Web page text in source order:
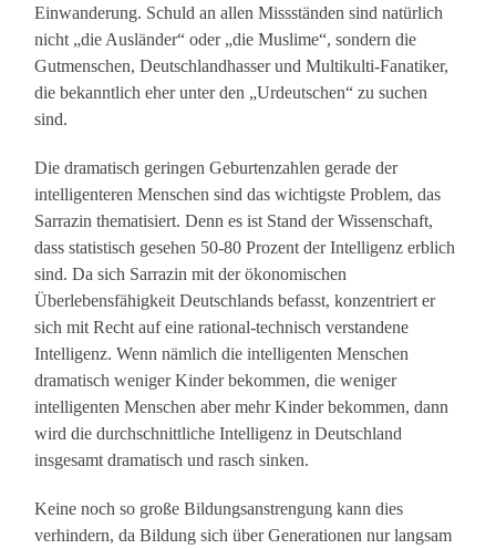
Einwanderung. Schuld an allen Missständen sind natürlich
nicht „die Ausländer“ oder „die Muslime“, sondern die
Gutmenschen, Deutschlandhasser und Multikulti-Fanatiker,
die bekanntlich eher unter den „Urdeutschen“ zu suchen
sind.
Die dramatisch geringen Geburtenzahlen gerade der
intelligenteren Menschen sind das wichtigste Problem, das
Sarrazin thematisiert. Denn es ist Stand der Wissenschaft,
dass statistisch gesehen 50-80 Prozent der Intelligenz erblich
sind. Da sich Sarrazin mit der ökonomischen
Überlebensfähigkeit Deutschlands befasst, konzentriert er
sich mit Recht auf eine rational-technisch verstandene
Intelligenz. Wenn nämlich die intelligenten Menschen
dramatisch weniger Kinder bekommen, die weniger
intelligenten Menschen aber mehr Kinder bekommen, dann
wird die durchschnittliche Intelligenz in Deutschland
insgesamt dramatisch und rasch sinken.
Keine noch so große Bildungsanstrengung kann dies
verhindern, da Bildung sich über Generationen nur langsam